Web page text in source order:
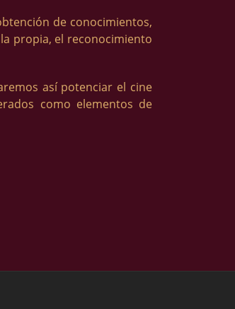
de conocimientos,
propia, el reconocimiento
así potenciar el cine
como elementos de